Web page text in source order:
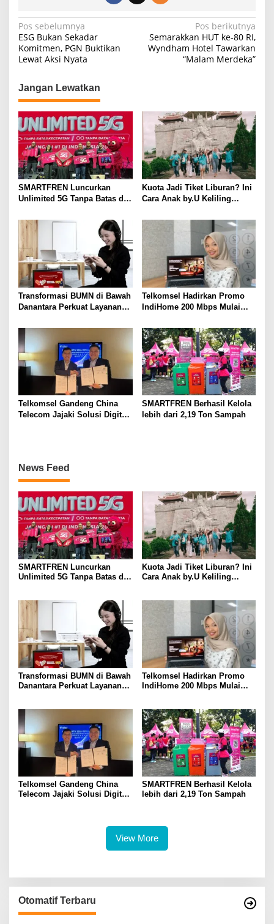
N
a
v
i
g
a
s
i
p
o
s
Pos sebelumnya
ESG Bukan Sekadar
Komitmen, PGN Buktikan
Lewat Aksi Nyata
Pos berikutnya
Semarakkan HUT ke-80 RI,
Wyndham Hotel Tawarkan
“Malam Merdeka”
Jangan Lewatkan
SMARTFREN Luncurkan
Unlimited 5G Tanpa Batas di
Kuota Jadi Tiket Liburan? Ini
Cara Anak by.U Keliling
Spesial
Transformasi BUMN di Bawah
Danantara Perkuat Layanan
Sehat di Semester I 2026
Telkomsel Hadirkan Promo
IndiHome 200 Mbps Mulai
Pelanggan di Sumbagsel
Telkomsel Gandeng China
Telecom Jajaki Solusi Digital
SMARTFREN Berhasil Kelola
lebih dari 2,19 Ton Sampah
News Feed
SMARTFREN Luncurkan
Unlimited 5G Tanpa Batas di
Kuota Jadi Tiket Liburan? Ini
Cara Anak by.U Keliling
Transformasi BUMN di Bawah
Danantara Perkuat Layanan
Telkomsel Hadirkan Promo
IndiHome 200 Mbps Mulai
Telkomsel Gandeng China
Telecom Jajaki Solusi Digital
SMARTFREN Berhasil Kelola
lebih dari 2,19 Ton Sampah
View More
Otomatif Terbaru